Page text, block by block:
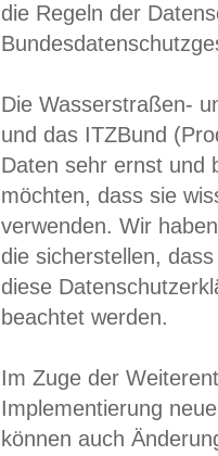
die Regeln der
Die Wasserstraßen-
und das ITZBund
Daten sehr ernst und
möchten, dass sie
verwenden. Wir
die sicherstellen,
diese
beachtet werden.
Im Zuge der
Implementierung
können auch